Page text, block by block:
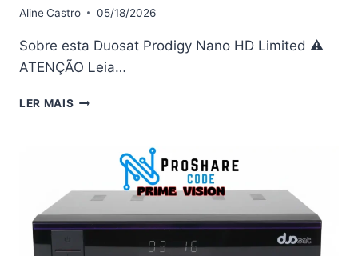
AlineCastro 05/18/2026
Sobre esta Duosat Prodigy Nano HD Limited ⚠
ATENÇÃO Leia…
LER MAIS DUOSAT
LIMITED
ATUALIZAÇÃO
V5.0.4
–
16/05/2026